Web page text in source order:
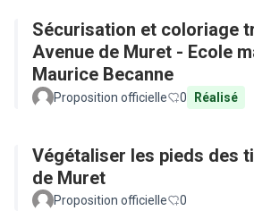
Sécurisation et coloriage
Avenue de Muret - Ecole
Maurice Becanne
Proposition officielle 0 Réalisé
Végétaliser les pieds des
de Muret
Proposition officielle 0